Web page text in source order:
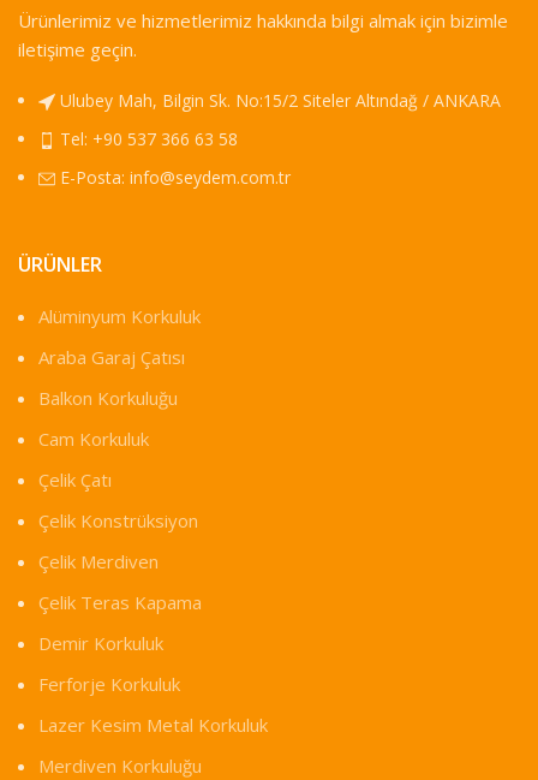
Ürünlerimiz ve hizmetlerimiz hakkında bilgi almak için bizimle
iletişime geçin.
Ulubey Mah, Bilgin Sk. No:15/2 Siteler Altındağ / ANKARA
Tel: +90 537 366 63 58
E-Posta: info@seydem.com.tr
ÜRÜNLER
Alüminyum Korkuluk
Araba Garaj Çatısı
Balkon Korkuluğu
Cam Korkuluk
Çelik Çatı
Çelik Konstrüksiyon
Çelik Merdiven
Çelik Teras Kapama
Demir Korkuluk
Ferforje Korkuluk
Lazer Kesim Metal Korkuluk
Merdiven Korkuluğu